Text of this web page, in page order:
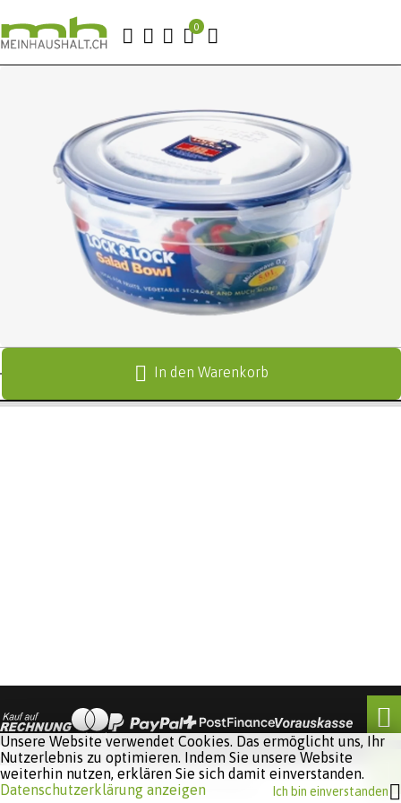
In den Warenkorb
Software:
Unsere Website verwendet Cookies. Das ermöglicht uns, Ihr
Nutzerlebnis zu optimieren. Indem Sie unsere Website
weiterhin nutzen, erklären Sie sich damit einverstanden.
Datenschutzerklärung anzeigen
Ich bin einverstanden